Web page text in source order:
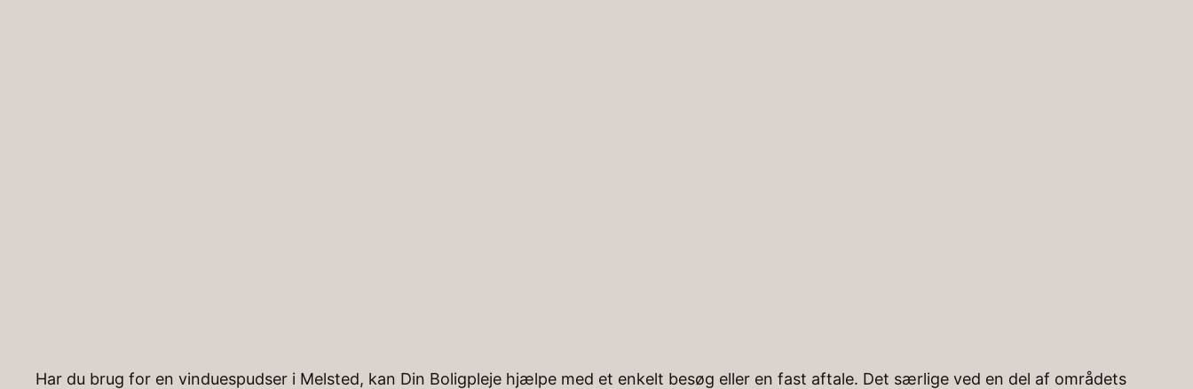
Har du brug for en vinduespudser i Melsted, kan Din Boligpleje hjælpe med et enkelt besøg eller en fast aftale. Det særlige ved en del af områdets